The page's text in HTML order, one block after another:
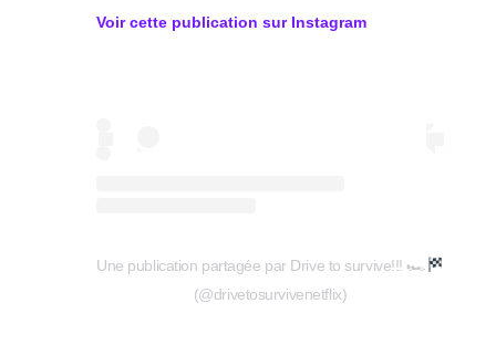
Voir cette publication sur Instagram
Une publication partagée par Drive to survive!!! 🏎
(@drivetosurvivenetflix)